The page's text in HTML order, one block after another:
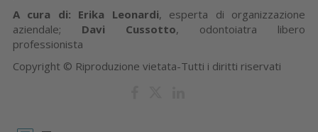
A cura di: Erika Leonardi, esperta di organizzazione
aziendale; Davi Cussotto, odontoiatra libero
professionista
Copyright © Riproduzione vietata-Tutti i diritti riservati